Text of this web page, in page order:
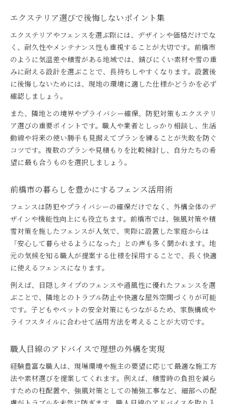
エクステリア選びで後悔しないポイント集
エクステリアやフェンスを選ぶ際には、デザインや価格だけでな
く、耐久性やメンテナンス性も重視することが大切です。前橋市
のように気温差や積雪がある地域では、錆びにくい素材や雪の重
みに耐える設計を選ぶことで、長持ちしやすくなります。設置後
に後悔しないためには、現地の環境に適した仕様かどうかを必ず
確認しましょう。
また、隣地との境界やプライバシー確保、防犯対策もエクステリ
ア選びの重要ポイントです。職人や業者としっかり相談し、生活
動線や将来の使い勝手も見据えてプランを練ることが失敗を防ぐ
コツです。複数のプランや見積もりを比較検討し、自分たちの希
望に最も合うものを選択しましょう。
前橋市の暮らしを豊かにするフェンス活用術
フェンスは防犯やプライバシーの確保だけでなく、外構全体のデ
ザインや機能性向上にも役立ちます。前橋市では、強風対策や積
雪対策を施したフェンスが人気で、実際に設置した家庭からは
「安心して暮らせるようになった」との声も多く聞かれます。地
元の気候を知る職人が提案する仕様を採用することで、長く快適
に使えるフェンスになります。
例えば、目隠しタイプのフェンスや通風性に優れたフェンスを選
ぶことで、隣地とのトラブル防止や快適な屋外空間づくりが可能
です。子どもやペットの安全対策にもつながるため、家族構成や
ライフスタイルに合わせて活用方法を考えることが大切です。
職人目線のアドバイスで理想の外構を実現
経験豊富な職人は、現場環境や施主の要望に応じて最適な施工方
法や素材選びを提案してくれます。例えば、積雪時の負担を減ら
すための柱配置や、強風対策としての補強工事など、細部への配